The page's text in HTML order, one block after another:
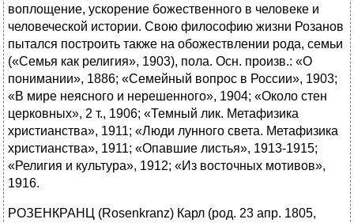
воплощение, ускорение божественного в человеке и
человеческой истории. Свою философию жизни Розанов
пытался построить также на обожествлении рода, семьи
(«Семья как религия», 1903), пола. Осн. произв.: «О
понимании», 1886; «Семейный вопрос в России», 1903;
«В мире неясного и нерешенного», 1904; «Около стен
церковных», 2 т., 1906; «Темный лик. Метафизика
христианства», 1911; «Люди лунного света. Метафизика
христианства», 1911; «Опавшие листья», 1913-1915;
«Религия и культура», 1912; «Из восточных мотивов»,
1916.
РОЗЕНКРАНЦ (Rosenkranz) Карл (род. 23 апр. 1805,